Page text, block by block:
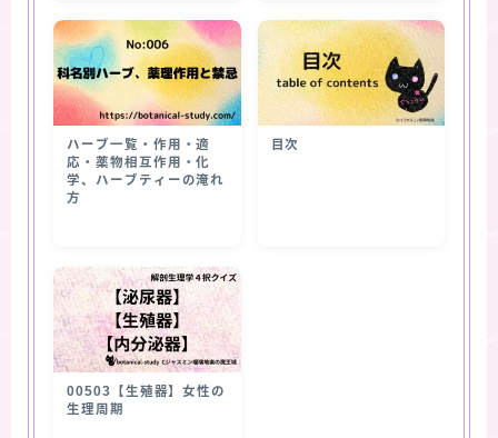
ハーブ一覧・作用・適
応・薬物相互作用・化
学、ハーブティーの淹れ
方
目次
00503【生殖器】女性の
生理周期